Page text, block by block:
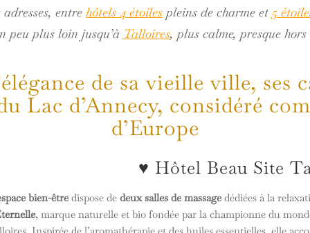
entre hôtels 4 étoiles pleins de charme et 5
peu plus loin jusqu’à Talloires, plus calme, presque
de sa vieille ville, ses
Lac d’Annecy, considéré
d’Europe
♥️ Hôtel Beau Site
bien-être dispose dedeux salles de massage dédiées à la
, marque naturelle et bio fondée par la championne du